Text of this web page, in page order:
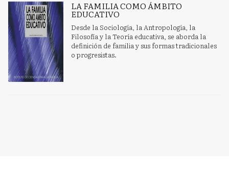
LA FAMILIA COMO ÁMBITO
EDUCATIVO
Desde la Sociología, la Antropología, la
Filosofía y la Teoría educativa, se aborda la
definición de familia y sus formas tradicionales
o progresistas.